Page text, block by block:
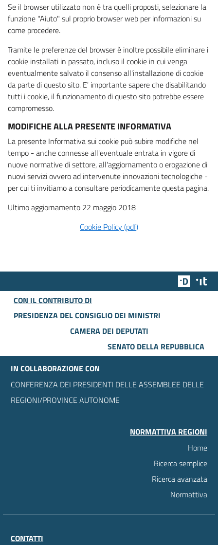
Se il browser utilizzato non è tra quelli proposti, selezionare la
funzione "Aiuto" sul proprio browser web per informazioni su
come procedere.
Tramite le preferenze del browser è inoltre possibile eliminare i
cookie installati in passato, incluso il cookie in cui venga
eventualmente salvato il consenso all'installazione di cookie
da parte di questo sito. E' importante sapere che disabilitando
tutti i cookie, il funzionamento di questo sito potrebbe essere
compromesso.
MODIFICHE ALLA PRESENTE INFORMATIVA
La presente Informativa sui cookie può subire modifiche nel
tempo - anche connesse all'eventuale entrata in vigore di
nuove normative di settore, all'aggiornamento o erogazione di
nuovi servizi ovvero ad intervenute innovazioni tecnologiche -
per cui ti invitiamo a consultare periodicamente questa pagina.
Ultimo aggiornamento 22 maggio 2018
Cookie Policy (pdf)
Team
CON IL CONTRIBUTO DI
PRESIDENZA DEL CONSIGLIO DEI MINISTRI
CAMERA DEI DEPUTATI
SENATO DELLA REPUBBLICA
IN COLLABORAZIONE CON
CONFERENZA DEI PRESIDENTI DELLE ASSEMBLEE DELLE
REGIONI/PROVINCE AUTONOME
NORMATTIVA REGIONI
Home
Ricerca semplice
Ricerca avanzata
Normattiva
CONTATTI